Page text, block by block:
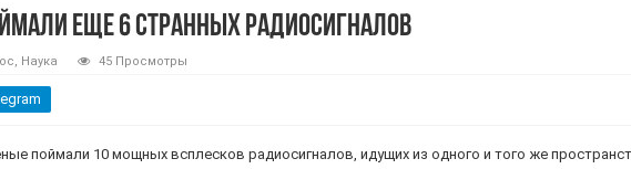
еще 6 странных радиосигналов
, Наука 45 Просмотры
поймали 10 мощных всплесков радиосигналов, идущих из одного и того же